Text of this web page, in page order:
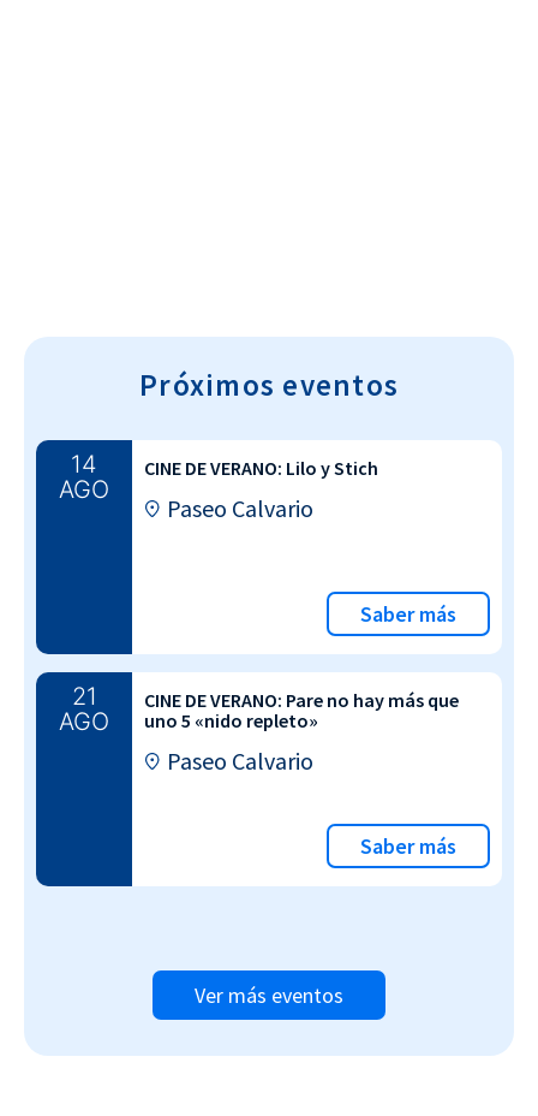
Próximos eventos
14
AGO
CINE DE VERANO: Lilo y Stich
Paseo Calvario
Saber más
21
AGO
CINE DE VERANO: Pare no hay más que
uno 5 «nido repleto»
Paseo Calvario
Saber más
Ver más eventos